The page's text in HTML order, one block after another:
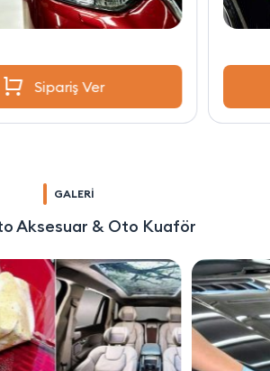
Sipariş Ver
GALERİ
Aksesuar & Oto Kuaför